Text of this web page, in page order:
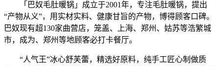
「巴奴毛肚暖锅」成立于2001年，专注毛肚暖锅，提出
“产物从义”，用实材实料、健康甘旨的产物，博得顾客口碑。
巴奴现有超130家曲营店，笼盖、上海、郑州、姑苏等浩繁城
市，成为、郑州等地顾客必打卡餐厅。
“人气王”冰心舒芙蕾，精选好原料，纯手工匠心制做质